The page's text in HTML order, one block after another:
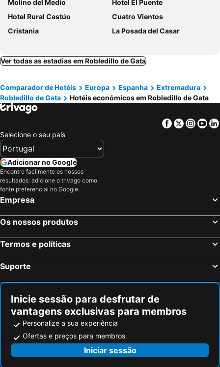
Molino del Medio
Hotel El Puente
Hotel Rural Castúo
Cuatro Vientos
Cristania
La Posada del Casar
Ver todas as estadias em Robledillo de Gata
Comparador de Hotéis Europa Espanha
Extremadura
Robledillo de Gata
Hotéis económicos em Robledillo de Gata
Facebook
Twitter
Selecione o seu país
Adicionar no Google
Encontre facilmente os nossos
resultados: adicione o trivago como
fonte preferencial no Google.
Empresa
Os nossos produtos
Termos e políticas
Suporte
Inicie sessão para desfrutar de
vantagens exclusivas para membros
Personalize a sua experiência
Ofertas e preços para membros
Iniciar sessão